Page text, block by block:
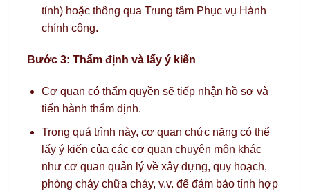
tỉnh) hoặc thông qua Trung tâm Phục vụ Hành
chính công.
Bước 3: Thẩm định và lấy ý kiến
Cơ quan có thẩm quyền sẽ tiếp nhận hồ sơ và
tiến hành thẩm định.
Trong quá trình này, cơ quan chức năng có thể
lấy ý kiến của các cơ quan chuyên môn khác
như cơ quan quản lý về xây dựng, quy hoạch,
phòng cháy chữa cháy, v.v. để đảm bảo tính hợp